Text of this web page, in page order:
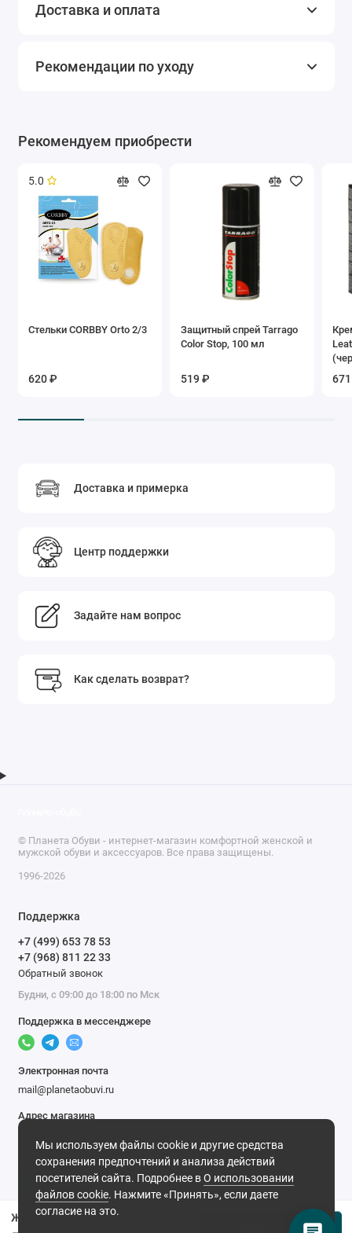
В корзину
Доставка и оплата
Рекомендации по уходу
Рекомендуем приобрести
5.0
Стельки CORBBY Orto 2/3
620 ₽
Защитный спрей Tarrago
Color Stop, 100 мл
519 ₽
Доставка и примерка
Центр поддержки
Задайте нам вопрос
Как сделать возврат?
Мы используем файлы cookie и другие средства
сохранения предпочтений и анализа действий
посетителей сайта. Подробнее вО использовании
файлов cookie. Нажмите «Принять», если даете
согласие на это.
© Планета Обуви - интернет-магазин комфортной женской и
мужской обуви и аксессуаров. Все права защищены.
1996-2026
Поддержка
+7 (499) 653 78 53
+7 (968) 811 22 33
Обратный звонок
Будни, с 09:00 до 18:00 по Мск
Поддержка в мессенджере
Электронная почта
mail@planetaobuvi.ru
Адрес магазина
Мы в сети